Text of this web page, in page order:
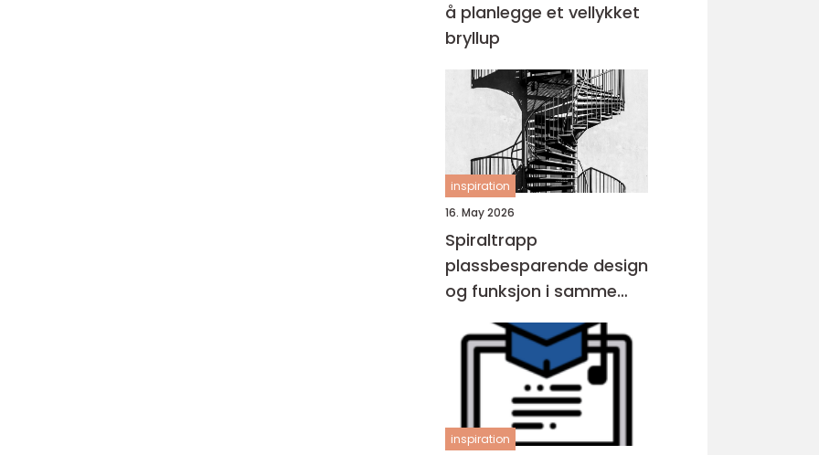
å planlegge et vellykket
bryllup
inspiration
16. May 2026
Spiraltrapp
plassbesparende design
og funksjon i samme
løsning
inspiration